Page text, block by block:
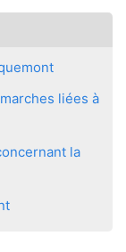
liées à
la